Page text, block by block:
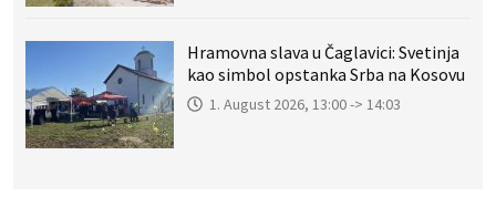
Hramovna slava u Čaglavici: Svetinja
kao simbol opstanka Srba na Kosovu
1. August 2026, 13:00 -> 14:03